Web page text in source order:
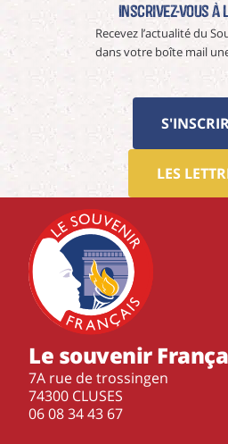
Inscrivez-vous à
Recevez l’actualité du
dans votre boîte mail
LES
Le souvenir
7A rue de trossingen
74300 CLUSES
‭06 08 34 43 67‬